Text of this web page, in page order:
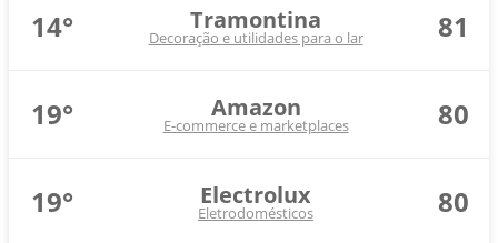
14° Tramontina
Decoração e utilidades para o lar 81
19° Amazon
E-commerce e marketplaces 80
19° Electrolux
Eletrodomésticos 80